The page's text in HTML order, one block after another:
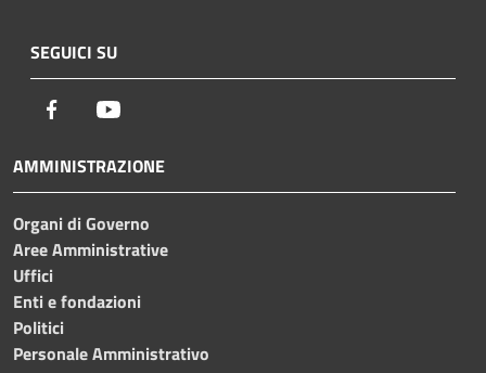
SEGUICI SU
Facebook
AMMINISTRAZIONE
Organi di Governo
Aree Amministrative
Uffici
Enti e fondazioni
Politici
Personale Amministrativo